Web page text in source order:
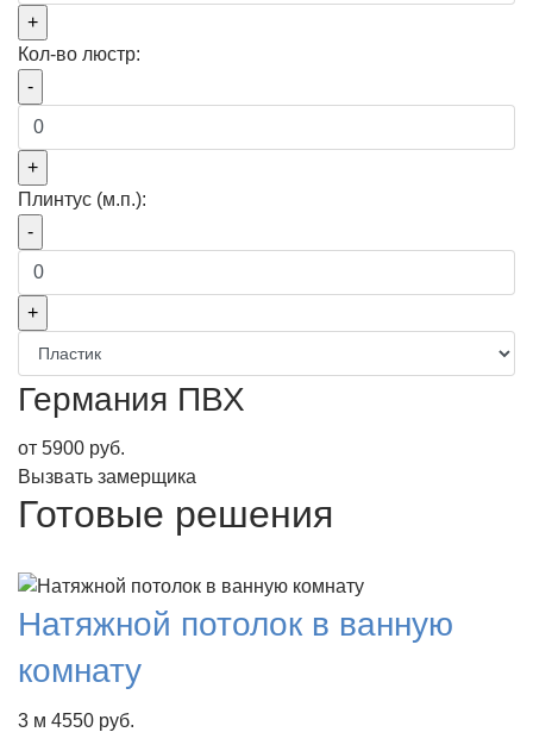
Кол-во люстр:
Плинтус (м.п.):
Германия ПВХ
от 5900 руб.
Вызвать замерщика
Готовые решения
Натяжной потолок в ванную
комнату
3 м 4550 руб.